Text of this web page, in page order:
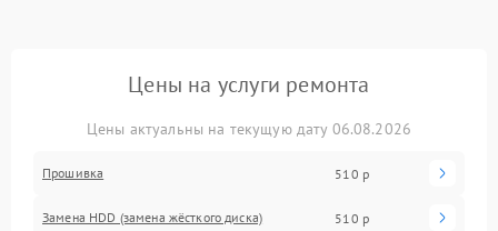
Цены на услуги ремонта
Цены актуальны на текущую дату 06.08.2026
Прошивка 510 р
Замена HDD (замена жёсткого диска) 510 р